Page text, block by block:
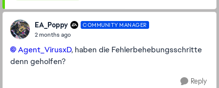
EA_Poppy COMMUNITY MANAGER
2 months ago
Agent_VirusxD​, haben die Fehlerbehebungsschritte
denn geholfen?
Reply